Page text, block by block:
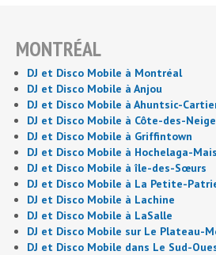
MONTRÉAL
DJ et Disco Mobile à Montréal
DJ et Disco Mobile à Anjou
DJ et Disco Mobile à Ahuntsic-
DJ et Disco Mobile à Côte-des-
DJ et Disco Mobile à Griffintown
DJ et Disco Mobile à Hochelaga-
DJ et Disco Mobile à île-des-Sœurs
DJ et Disco Mobile à La Petite-
DJ et Disco Mobile à Lachine
DJ et Disco Mobile à LaSalle
DJ et Disco Mobile sur Le Plateau-
DJ et Disco Mobile dans Le Sud-